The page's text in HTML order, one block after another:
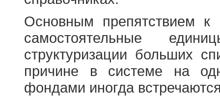
Основным препятствием
самостоятельные
структуризации больших
причине в системе на
фондами иногда